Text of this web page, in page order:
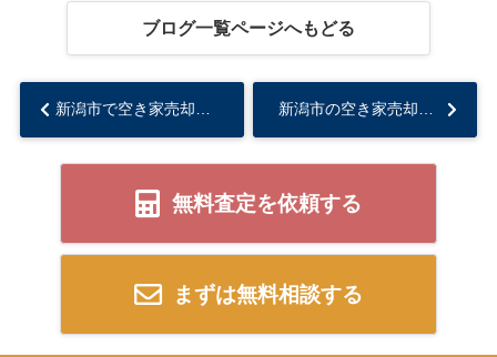
ブログ一覧ページへもどる
新潟市で空き家売却を検討中の方必見！買取と仲介どちらが向いているかをわかりやすく解説... 新潟市の空き家売却で立ち会い不要な方法とは？遠方からでも手続きできる流れをご紹介...
無料査定を依頼する
まずは無料相談する